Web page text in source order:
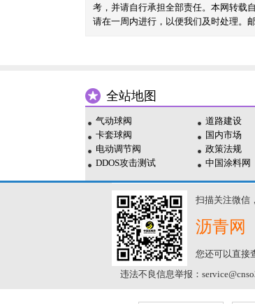
考，并请自行承担全部责任。本网转载
请在一周内进行，以便我们及时处理。
全站地图
气动球阀
卡套球阀
电动调节阀
DDOS攻击测试
道路建设
国内市场
政策法规
中国涂料网
扫描关注微信
沥青网
您还可以直接
违法不良信息举报：